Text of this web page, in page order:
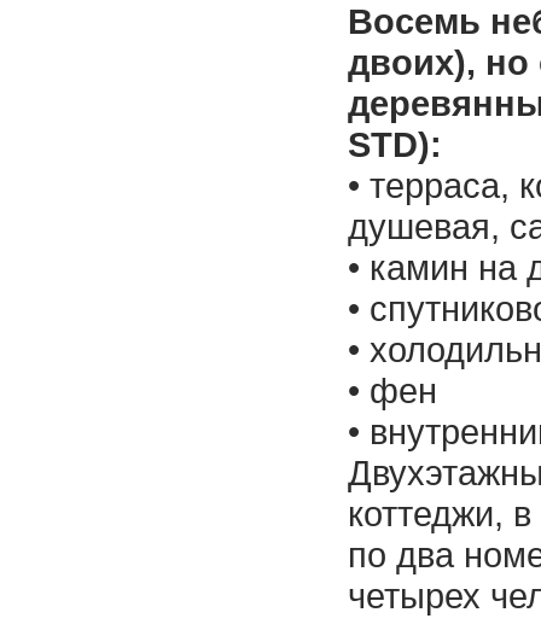
Восемь
двоих),
STD):
• терраса,
душевая,
• камин на
•
•
• фен
•
коттеджи,
по два
четырех